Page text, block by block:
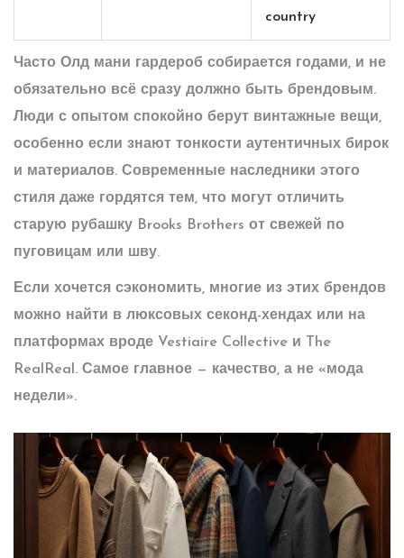
country
Часто Олд мани гардероб собирается годами, и не
обязательно всё сразу должно быть брендовым.
Люди с опытом спокойно берут винтажные вещи,
особенно если знают тонкости аутентичных бирок
и материалов. Современные наследники этого
стиля даже гордятся тем, что могут отличить
старую рубашку Brooks Brothers от свежей по
пуговицам или шву.
Если хочется сэкономить, многие из этих брендов
можно найти в люксовых секонд-хендах или на
платформах вроде Vestiaire Collective и The
RealReal. Самое главное — качество, а не «мода
недели».